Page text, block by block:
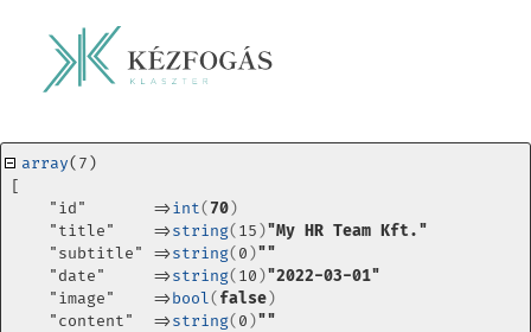
array(7)
[
    "id"       =>
int( 70)
    "title"    =>
string( 15 )"My HR Team Kft."
    "subtitle" =>
string( 0 )""
    "date"     =>
string( 10 )"2022-03-01"
    "image"    =>
bool( false)
    "content"  =>
string( 0 )""